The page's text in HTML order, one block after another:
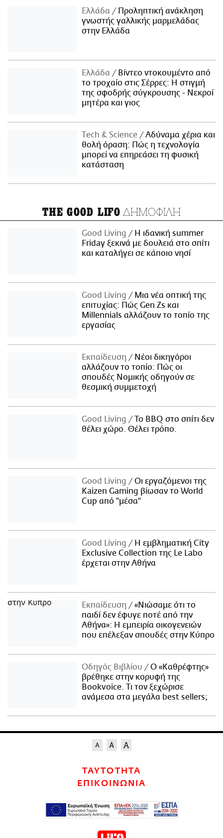
Ελλάδα
Προληπτική ανάκληση
γνωστής γαλλικής μαρμελάδας
στην Ελλάδα
Ελλάδα
Βίντεο ντοκουμέντο από
το τροχαίο στις Σέρρες: Η στιγμή
της σφοδρής σύγκρουσης - Νεκροί
μητέρα και γιος
Τech & Science
Αδύναμα χέρια και
θολή όραση: Πώς η τεχνολογία
μπορεί να επηρεάσει τη φυσική
κατάσταση
THE GOOD LIFO ΔΗΜΟΦΙΛΗ
Good Living
Η ιδανική summer
Friday ξεκινά με δουλειά στο σπίτι
και καταλήγει σε κάποιο νησί
Good Living
Μια νέα οπτική της
επιτυχίας: Πώς Gen Zs και
Millennials αλλάζουν το τοπίο της
εργασίας
Εκπαίδευση
Νέοι δικηγόροι
αλλάζουν το τοπίο: Πώς οι
σπουδές Νομικής οδηγούν σε
θεσμική συμμετοχή
Good Living
Το BBQ στο σπίτι δεν
θέλει χώρο. Θέλει τρόπο.
Good Living
Οι εργαζόμενοι της
Kaizen Gaming βίωσαν το World
Cup από "μέσα"
Good Living
Η εμβληματική City
Exclusive Collection της Le Labo
έρχεται στην Αθήνα
Εκπαίδευση
«Νιώσαμε ότι το
παιδί δεν έφυγε ποτέ από την
Αθήνα»: Η εμπειρία οικογενειών
που επέλεξαν σπουδές στην Κύπρο
Οδηγός Βιβλίου
Ο «Καθρέφτης»
βρέθηκε στην κορυφή της
Bookvoice. Τι τον ξεχώρισε
ανάμεσα στα μεγάλα best sellers;
ΤΑΥΤΟΤΗΤΑ
ΕΠΙΚΟΙΝΩΝΙΑ